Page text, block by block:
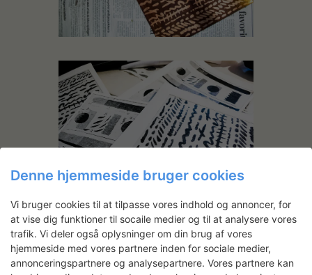
Denne hjemmeside bruger cookies
Vi bruger cookies til at tilpasse vores indhold og annoncer, for
at vise dig funktioner til socaile medier og til at analysere vores
trafik. Vi deler også oplysninger om din brug af vores
hjemmeside med vores partnere inden for sociale medier,
annonceringspartnere og analysepartnere. Vores partnere kan